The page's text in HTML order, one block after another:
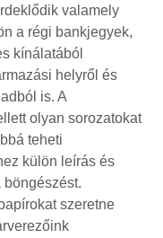
valamely
a régi bankjegyek,
kínálatából
helyről és
is. A
olyan sorozatokat
teheti
külön leírás és
böngészést.
szeretne